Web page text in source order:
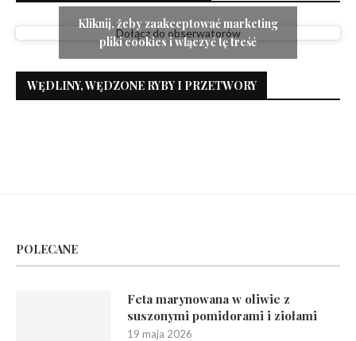
Dołącz do obserwatorów
Kliknij, żeby zaakceptować marketing
pliki cookies i włączyć tę treść
WĘDLINY, WĘDZONE RYBY I PRZETWORY
POLECANE
Feta marynowana w oliwie z
suszonymi pomidorami i ziołami
19 maja 2026